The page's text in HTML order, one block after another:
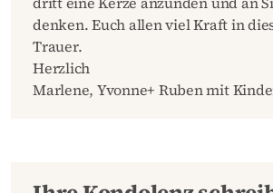
denken. Euch allen viel Kraft in
Trauer.
Herzlich
Marlene, Yvonne+ Ruben mit